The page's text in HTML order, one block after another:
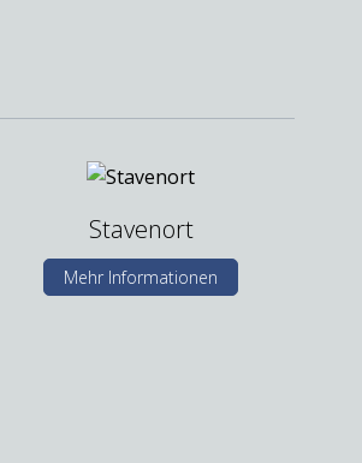
Stavenort
Mehr Informationen